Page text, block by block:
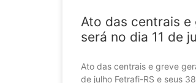
Ato das centrais e
será no dia 11 de
Ato das centrais e greve
de julho Fetrafi-RS e seus